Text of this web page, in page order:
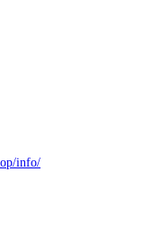
info/